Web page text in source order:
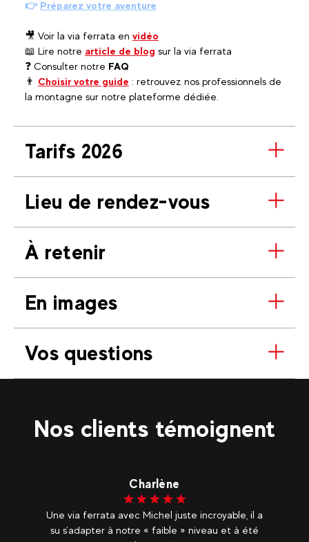
👉 Préparez votre aventure
🎥 Voir la via ferrata en vidéo
📖 Lire notre article de blog sur la via ferrata
❓ Consulter notre FAQ
👨 Choisir votre guide : retrouvez nos professionnels de
la montagne sur notre plateforme dédiée.
Tarifs 2026
Lieu de rendez-vous
À retenir
En images
Vos questions
Nos clients témoignent
Charlène
Une via ferrata avec Michel juste incroyable, il a
su s’adapter à notre « faible » niveau et à été